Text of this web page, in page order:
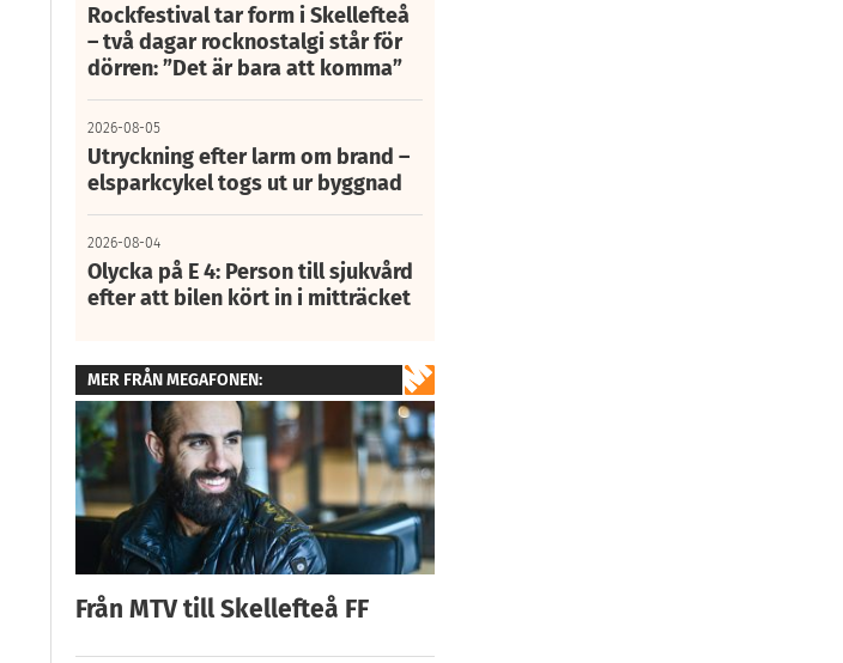
Rockfestival tar form i Skellefteå
– två dagar rocknostalgi står för
dörren: ”Det är bara att komma”
2026-08-05
Utryckning efter larm om brand –
elsparkcykel togs ut ur byggnad
2026-08-04
Olycka på E 4: Person till sjukvård
efter att bilen kört in i mitträcket
MER FRÅN MEGAFONEN:
Från MTV till Skellefteå FF